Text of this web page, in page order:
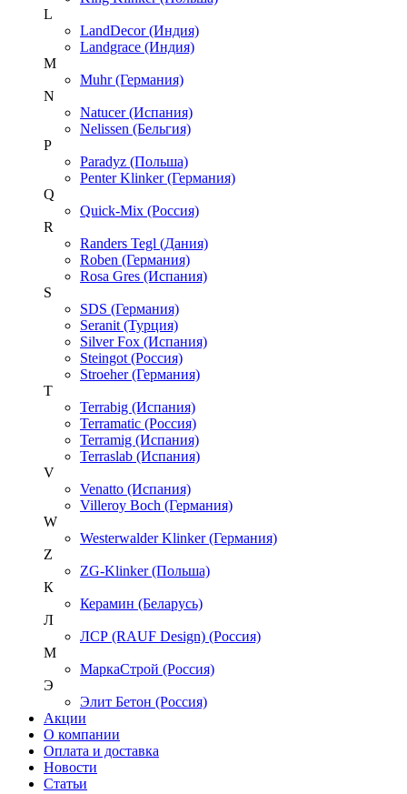
L
LandDecor (Индия)
Landgrace (Индия)
M
Muhr (Германия)
N
Natucer (Испания)
Nelissen (Бельгия)
P
Paradyz (Польша)
Penter Klinker (Германия)
Q
Quick-Mix (Россия)
R
Randers Tegl (Дания)
Roben (Германия)
Rosa Gres (Испания)
S
SDS (Германия)
Seranit (Турция)
Silver Fox (Испания)
Steingot (Россия)
Stroeher (Германия)
T
Terrabig (Испания)
Terramatic (Россия)
Terramig (Испания)
Terraslab (Испания)
V
Venatto (Испания)
Villeroy Boch (Германия)
W
Westerwalder Klinker (Германия)
Z
ZG-Klinker (Польша)
К
Керамин (Беларусь)
Л
ЛСР (RAUF Design) (Россия)
М
МаркаСтрой (Россия)
Э
Элит Бетон (Россия)
Акции
О компании
Оплата и доставка
Новости
Статьи